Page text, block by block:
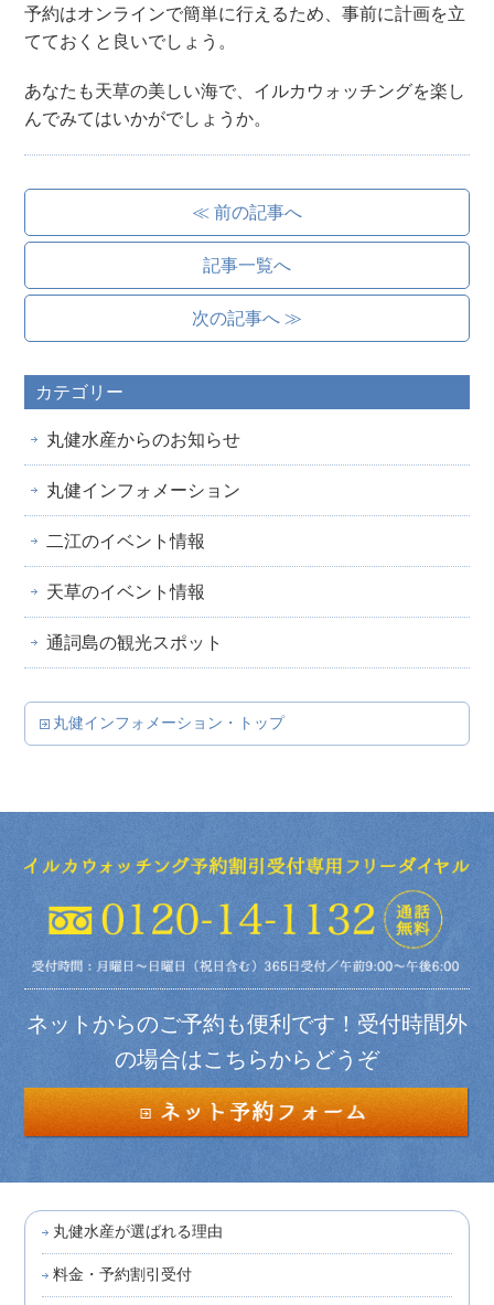
予約はオンラインで簡単に行えるため、事前に計画を立
てておくと良いでしょう。
あなたも天草の美しい海で、イルカウォッチングを楽し
んでみてはいかがでしょうか。
≪ 前の記事へ
記事一覧へ
次の記事へ ≫
カテゴリー
丸健水産からのお知らせ
丸健インフォメーション
二江のイベント情報
天草のイベント情報
通詞島の観光スポット
丸健インフォメーション・トップ
ネットからのご予約も便利です！受付時間外
の場合はこちらからどうぞ
丸健水産が選ばれる理由
料金・予約割引受付